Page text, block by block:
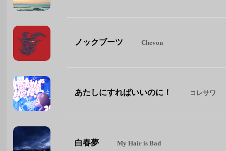
ノックブーツ Chevon
あたしにすればいいのに！ コレサワ
白春夢 My Hair is Bad